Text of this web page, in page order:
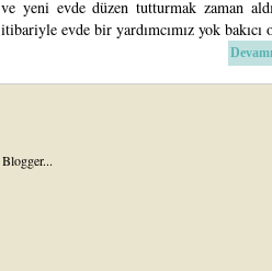
ve yeni evde düzen tutturmak zaman
itibariyle evde bir yardımcımız yok bakıcı